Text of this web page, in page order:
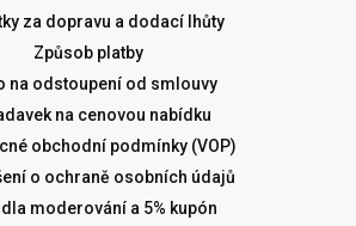
za dopravu a dodací lhůty
Způsob platby
na odstoupení od smlouvy
na cenovou nabídku
obchodní podmínky (VOP)
o ochraně osobních údajů
moderování a 5% kupón